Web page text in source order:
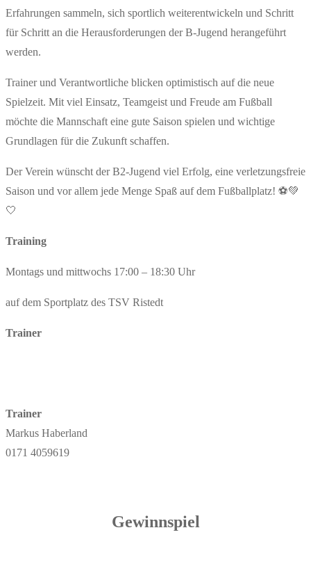
Erfahrungen sammeln, sich sportlich weiterentwickeln und Schritt
für Schritt an die Herausforderungen der B-Jugend herangeführt
werden.
Trainer und Verantwortliche blicken optimistisch auf die neue
Spielzeit. Mit viel Einsatz, Teamgeist und Freude am Fußball
möchte die Mannschaft eine gute Saison spielen und wichtige
Grundlagen für die Zukunft schaffen.
Der Verein wünscht der B2-Jugend viel Erfolg, eine verletzungsfreie
Saison und vor allem jede Menge Spaß auf dem Fußballplatz! ⚽💚
🤍
Training
Montags und mittwochs 17:00 – 18:30 Uhr
auf dem Sportplatz des TSV Ristedt
Trainer
Trainer
Markus Haberland
0171 4059619
Gewinnspiel